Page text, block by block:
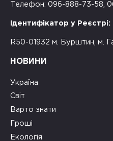
Телефон: 096-888-73-58,
Ідентифікатор у Реєстрі:
R50-01932 м. Бурштин, м.
НОВИНИ
Україна
Світ
Варто знати
Гроші
Екологія